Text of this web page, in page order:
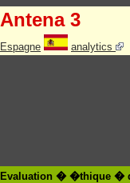
Antena 3
Espagne analytics
Evaluation � �thique �